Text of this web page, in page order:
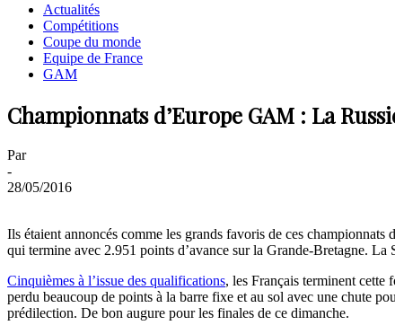
Actualités
Compétitions
Coupe du monde
Equipe de France
GAM
Championnats d’Europe GAM : La
Par
-
28/05/2016
Ils étaient annoncés comme les grands favoris de ces
qui termine avec 2.951 points d’avance sur la Grande-Bretagne.
Cinquièmes à l’issue des qualifications, les Français terminent
perdu beaucoup de points à la barre fixe et au sol avec une chute
prédilection. De bon augure pour les finales de ce dimanche.